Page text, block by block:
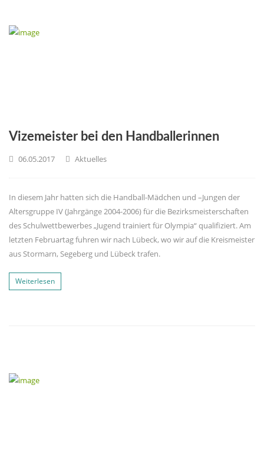
Vizemeister bei den Handballerinnen
06.05.2017 Aktuelles
In diesem Jahr hatten sich die Handball-Mädchen und –Jungen der
Altersgruppe IV (Jahrgänge 2004-2006) für die Bezirksmeisterschaften
des Schulwettbewerbes „Jugend trainiert für Olympia“ qualifiziert. Am
letzten Februartag fuhren wir nach Lübeck, wo wir auf die Kreismeister
aus Stormarn, Segeberg und Lübeck trafen.
Weiterlesen